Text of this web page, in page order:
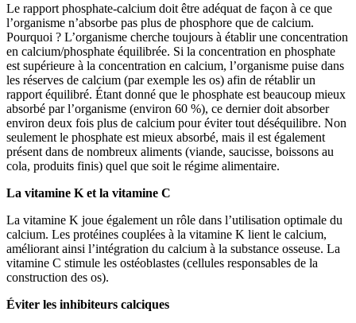
Le rapport phosphate-calcium doit être adéquat de façon à ce que
l’organisme n’absorbe pas plus de phosphore que de calcium.
Pourquoi ? L’organisme cherche toujours à établir une concentration
en calcium/phosphate équilibrée. Si la concentration en phosphate
est supérieure à la concentration en calcium, l’organisme puise dans
les réserves de calcium (par exemple les os) afin de rétablir un
rapport équilibré. Étant donné que le phosphate est beaucoup mieux
absorbé par l’organisme (environ 60 %), ce dernier doit absorber
environ deux fois plus de calcium pour éviter tout déséquilibre. Non
seulement le phosphate est mieux absorbé, mais il est également
présent dans de nombreux aliments (viande, saucisse, boissons au
cola, produits finis) quel que soit le régime alimentaire.
La vitamine K et la vitamine C
La vitamine K joue également un rôle dans l’utilisation optimale du
calcium. Les protéines couplées à la vitamine K lient le calcium,
améliorant ainsi l’intégration du calcium à la substance osseuse. La
vitamine C stimule les ostéoblastes (cellules responsables de la
construction des os).
Éviter les inhibiteurs calciques